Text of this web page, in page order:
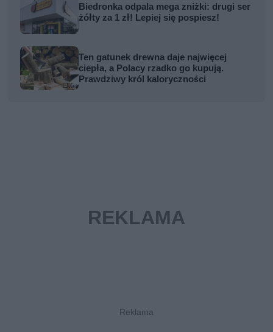
Biedronka odpala mega zniżki: drugi ser
żółty za 1 zł! Lepiej się pospiesz!
Ten gatunek drewna daje najwięcej
ciepła, a Polacy rzadko go kupują.
Prawdziwy król kaloryczności